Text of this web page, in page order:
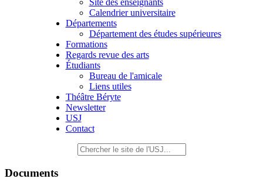
Site des enseignants
Calendrier universitaire
Départements
Département des études supérieures
Formations
Regards revue des arts
Étudiants
Bureau de l'amicale
Liens utiles
Théâtre Béryte
Newsletter
USJ
Contact
Documents